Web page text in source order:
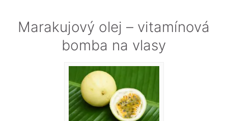
Marakujový olej – vitamínová
bomba na vlasy